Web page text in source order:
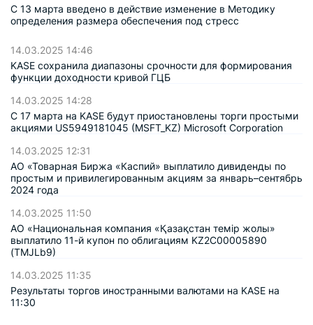
С 13 марта введено в действие изменение в Методику
определения размера обеспечения под стресс
14.03.2025 14:46
KASE сохранила диапазоны срочности для формирования
функции доходности кривой ГЦБ
14.03.2025 14:28
С 17 марта на KASE будут приостановлены торги простыми
акциями US5949181045 (MSFT_KZ) Microsoft Corporation
14.03.2025 12:31
АО «Товарная Биржа «Каспий» выплатило дивиденды по
простым и привилегированным акциям за январь–сентябрь
2024 года
14.03.2025 11:50
АО «Национальная компания «Қазақстан темір жолы»
выплатило 11-й купон по облигациям KZ2C00005890
(TMJLb9)
14.03.2025 11:35
Результаты торгов иностранными валютами на KASE на
11:30